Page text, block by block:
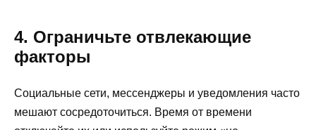
4. Ограничьте отвлекающие
факторы
Социальные сети, мессенджеры и уведомления часто
мешают сосредоточиться. Время от времени